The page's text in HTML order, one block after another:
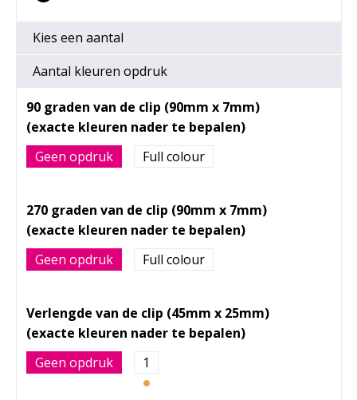
Kies een aantal
Aantal kleuren opdruk
90 graden van de clip (90mm x 7mm)
Geen opdruk Full colour
270 graden van de clip (90mm x 7mm)
Geen opdruk Full colour
Verlengde van de clip (45mm x 25mm)
Geen opdruk 1